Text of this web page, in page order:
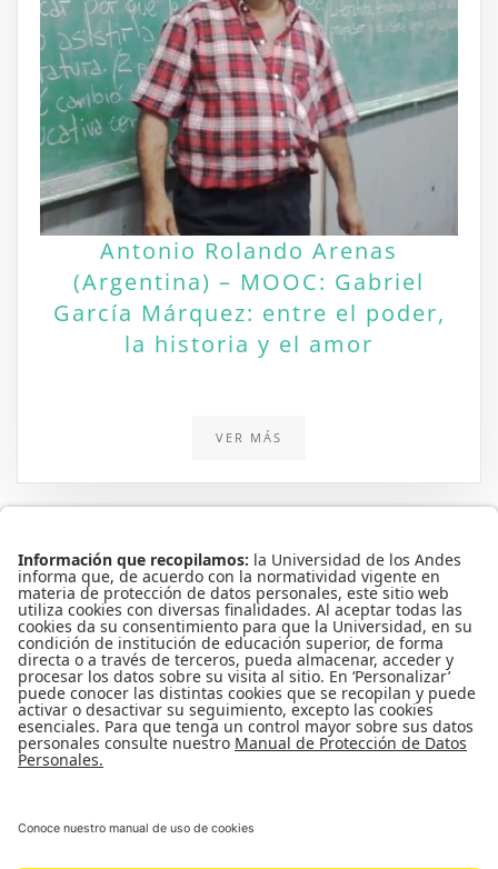
Antonio Rolando Arenas
(Argentina) – MOOC: Gabriel
García Márquez: entre el poder,
la historia y el amor
VER MÁS
Conecta-TE | Centro de Innovación en Tecnología y Educación
Edificio Pedro Navas, 1er piso
Teléfono: 3394949
Extensión: 3930
Copyright © 2016
Todos los derechos reservados
Contáctenos:conectate@uniandes.edu.co
Universidad de los Andes | Vigilada Mineducación